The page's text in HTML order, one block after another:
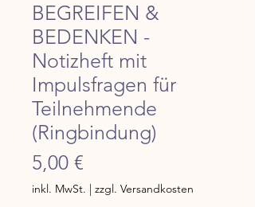
BEGREIFEN &
BEDENKEN -
Notizheft mit
Impulsfragen für
Teilnehmende
(Ringbindung)
5,00 €
inkl. MwSt. | zzgl. Versandkosten